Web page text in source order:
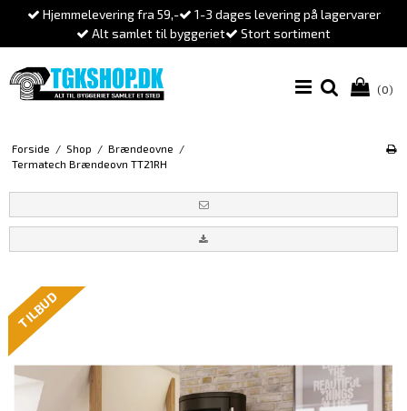
Hjemmelevering fra 59,-
1-3 dages levering på lagervarer
Alt samlet til byggeriet
Stort sortiment
(0)
Forside / Shop / Brændeovne /
Termatech Brændeovn TT21RH
TILBUD